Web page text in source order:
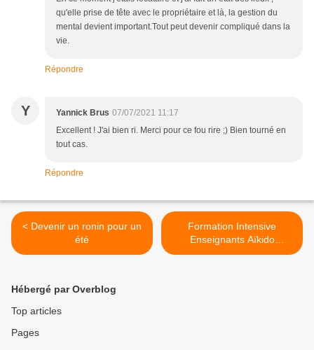
qu'elle prise de tête avec le propriétaire et là, la gestion du
mental devient important.Tout peut devenir compliqué dans la
vie.
Répondre
Y Yannick Brus 07/07/2021 11:17
Excellent ! J'ai bien ri. Merci pour ce fou rire ;) Bien tourné en
tout cas.
Répondre
< Devenir un ronin pour un
été
Formation Intensive
Enseignants Aïkido
Kishinkaï >
Hébergé par Overblog
Top articles
Pages